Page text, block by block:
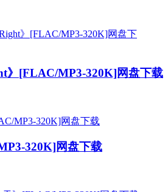
》[FLAC/MP3-320K]网盘下载
320K]网盘下载